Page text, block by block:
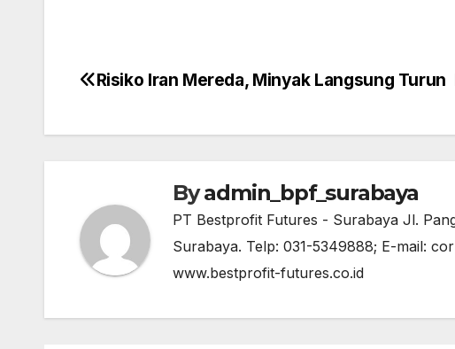
Post
Risiko Iran Mereda, Minyak Langsung Turun
Byadmin_bpf_surabaya
PT Bestprofit Futures - Surabaya Jl.
Surabaya. Telp: 031-5349888; E-mail:
www.bestprofit-futures.co.id